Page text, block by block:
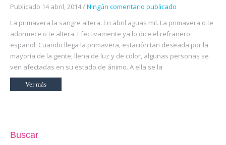
Publicado 14 abril, 2014 /Ningún comentario publicado
La primavera la sangre altera. En abril aguas mil. La primavera o te
adormece o te altera. Efectivamente ya lo dice el refranero
español. Cuando llega la primavera, estación tan deseada por la
mayoría de la gente, llena de luz y de color, algunas personas se
ven afectadas en su estado de ánimo. A ella se la
Ver más
Buscar